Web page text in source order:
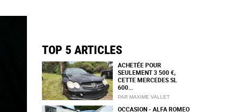
TOP 5 ARTICLES
ACHETÉE POUR
SEULEMENT 3 500 €,
CETTE MERCEDES SL
600...
PAR MAXIME VALLET
OCCASION - ALFA ROMEO